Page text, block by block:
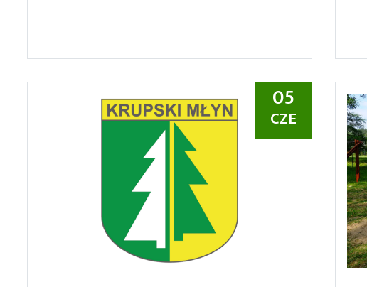
05
CZE